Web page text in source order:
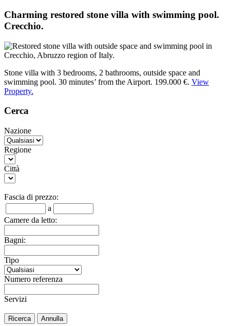
Charming restored stone villa with swimming pool.
Crecchio.
Stone villa with 3 bedrooms, 2 bathrooms, outside space and
swimming pool. 30 minutes’ from the Airport. 199.000 €. View
Property.
Cerca
Nazione
Regione
Città
Fascia di prezzo:
a
Camere da letto:
Bagni:
Tipo
Numero referenza
Servizi
Ricerca Annulla